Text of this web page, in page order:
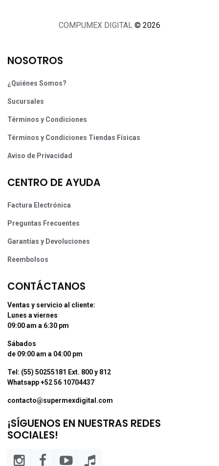
COMPUMEX DIGITAL © 2026
NOSOTROS
¿Quiénes Somos?
Sucursales
Términos y Condiciones
Términos y Condiciones Tiendas Físicas
Aviso de Privacidad
CENTRO DE AYUDA
Factura Electrónica
Preguntas Frecuentes
Garantías y Devoluciones
Reembolsos
CONTÁCTANOS
Ventas y servicio al cliente:
Lunes a viernes
09:00 am a 6:30 pm
Sábados
de 09:00 am a 04:00 pm
Tel: (55) 50255181 Ext. 800 y 812
Whatsapp +52 56 10704437
contacto@supermexdigital.com
¡SÍGUENOS EN NUESTRAS REDES
SOCIALES!